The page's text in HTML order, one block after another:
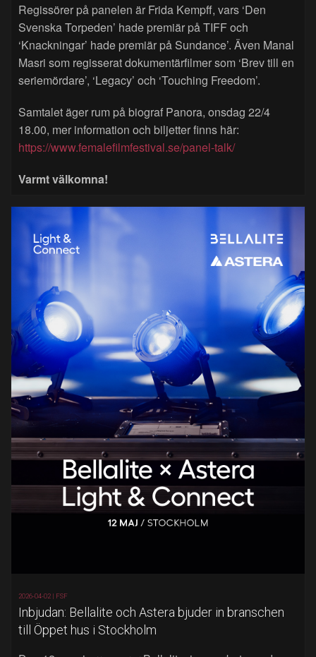
Regissörer på panelen är Frida Kempff, vars ‘Den
Svenska Torpeden’ hade premiär på TIFF och
‘Knackningar’ hade premiär på Sundance’. Även Manal
Masri som regisserat dokumentärfilmer som ‘Brev till en
seriemördare’, ‘Legacy’ och ‘Touching Freedom’.
Samtalet äger rum på biograf Panora, onsdag 22/4
18.00, mer information och biljetter finns här:
https://www.femalefilmfestival.se/panel-talk/
Varmt välkomna!
2026-04-02 | FSF
Inbjudan: Bellalite och Astera bjuder in branschen
till Öppet hus i Stockholm